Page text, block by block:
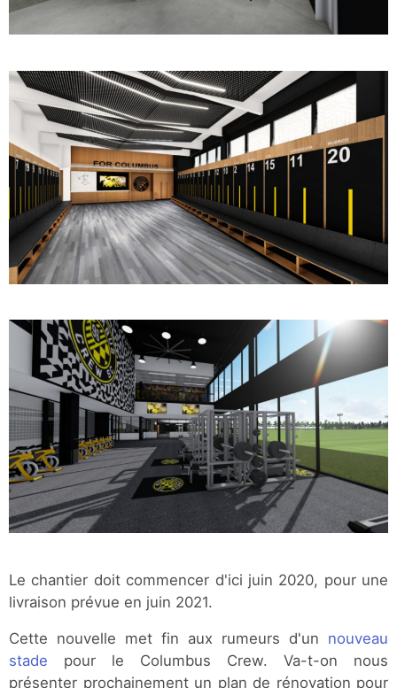
Le chantier doit commencer d'ici juin 2020, pour une
livraison prévue en juin 2021.
Cette nouvelle met fin aux rumeurs d'un nouveau
stade pour le Columbus Crew. Va-t-on nous
présenter prochainement un plan de rénovation pour